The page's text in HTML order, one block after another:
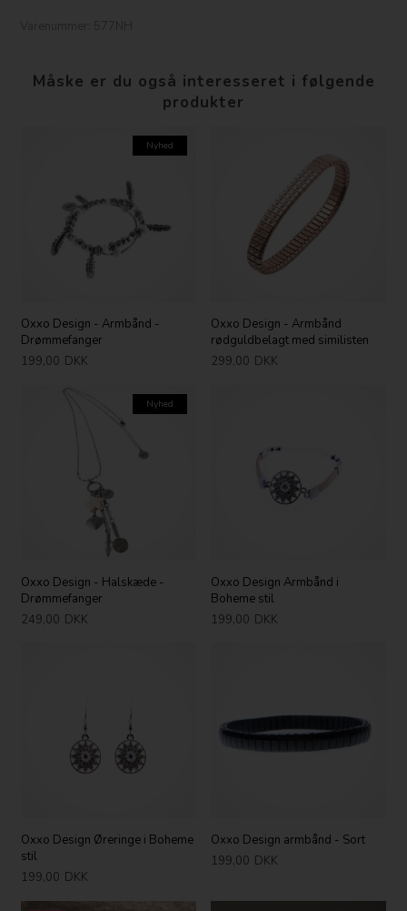
Måske er du også interesseret i følgende
produkter
Nyhed
Oxxo Design - Armbånd -
Drømmefanger
199,00 DKK
Oxxo Design - Armbånd
rødguldbelagt med similisten
299,00 DKK
Nyhed
Oxxo Design - Halskæde -
Drømmefanger
249,00 DKK
Oxxo Design Armbånd i
Boheme stil
199,00 DKK
Oxxo Design Øreringe i Boheme
stil
199,00 DKK
Oxxo Design armbånd - Sort
199,00 DKK